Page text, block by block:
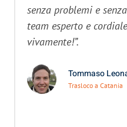
senza problemi e
team esperto e
vivamente!”.
Tommaso
Trasloco a Catania